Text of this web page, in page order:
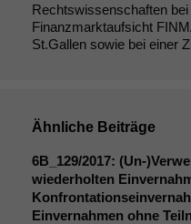
Rechtswissenschaften
Finanzmarktaufsicht
St.Gallen sowie bei einer
Ähnliche Beiträge
6B_129/2017: (Un-
wiederholten
Einvernahmen ohne